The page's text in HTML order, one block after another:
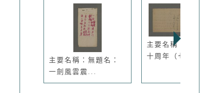
主要名稱：無題名：
一劍風雲震...
主要名稱：台灣光復
十周年（七...